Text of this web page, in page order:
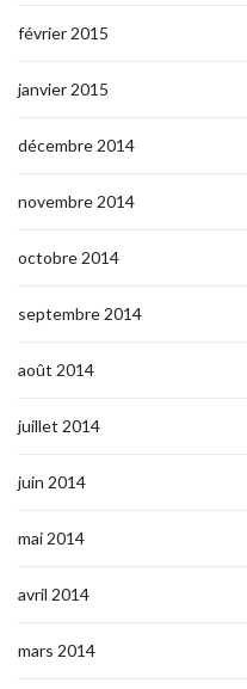
février 2015
janvier 2015
décembre 2014
novembre 2014
octobre 2014
septembre 2014
août 2014
juillet 2014
juin 2014
mai 2014
avril 2014
mars 2014